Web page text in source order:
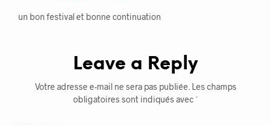
un bon festival et bonne continuation
Leave a Reply
Votre adresse e-mail ne sera pas publiée. Les champs
obligatoires sont indiqués avec *